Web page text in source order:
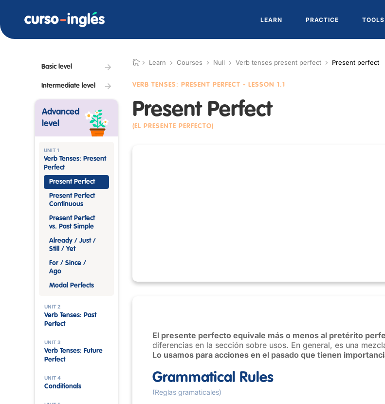
LEARN PRACTICE TOOLS
Basic level
Intermediate level
Advanced
level
UNIT 1
Verb Tenses: Present
Perfect
Present Perfect
Present Perfect
Continuous
Present Perfect
vs. Past Simple
Already / Just /
Still / Yet
For / Since /
Ago
Modal Perfects
UNIT 2
Verb Tenses: Past
Perfect
UNIT 3
Verb Tenses: Future
Perfect
UNIT 4
Conditionals
Learn Courses Null Verb tenses present perfect Present perfect
VERB TENSES: PRESENT PERFECT - LESSON 1.1
Present Perfect
(EL PRESENTE PERFECTO)
El presente perfecto equivale más o menos al pretérito
diferencias en la sección sobre usos. En general, es una
Lo usamos para acciones en el pasado que tienen
Grammatical Rules
(Reglas gramaticales)